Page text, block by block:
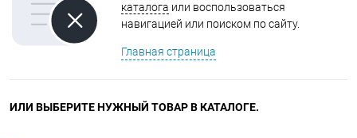
каталога или воспользоваться
навигацией или поиском по сайту.
Главная страница
ИЛИ ВЫБЕРИТЕ НУЖНЫЙ ТОВАР В КАТАЛОГЕ.